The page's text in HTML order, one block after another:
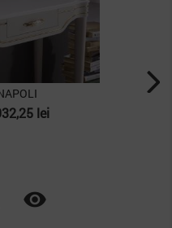
DRESUAR VERONICA
Pret
3.362,00 lei